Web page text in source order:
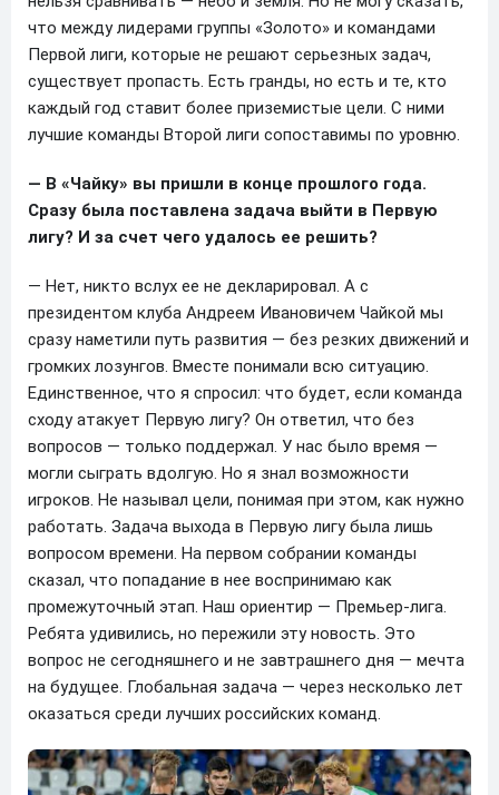
что между лидерами группы «Золото» и командами
Первой лиги, которые не решают серьезных задач,
существует пропасть. Есть гранды, но есть и те, кто
каждый год ставит более приземистые цели. С ними
лучшие команды Второй лиги сопоставимы по уровню.
— В «Чайку» вы пришли в конце прошлого года.
Сразу была поставлена задача выйти в Первую
лигу? И за счет чего удалось ее решить?
— Нет, никто вслух ее не декларировал. А с
президентом клуба Андреем Ивановичем Чайкой мы
сразу наметили путь развития — без резких движений и
громких лозунгов. Вместе понимали всю ситуацию.
Единственное, что я спросил: что будет, если команда
сходу атакует Первую лигу? Он ответил, что без
вопросов — только поддержал. У нас было время —
могли сыграть вдолгую. Но я знал возможности
игроков. Не называл цели, понимая при этом, как нужно
работать. Задача выхода в Первую лигу была лишь
вопросом времени. На первом собрании команды
сказал, что попадание в нее воспринимаю как
промежуточный этап. Наш ориентир — Премьер-лига.
Ребята удивились, но пережили эту новость. Это
вопрос не сегодняшнего и не завтрашнего дня — мечта
на будущее. Глобальная задача — через несколько лет
оказаться среди лучших российских команд.